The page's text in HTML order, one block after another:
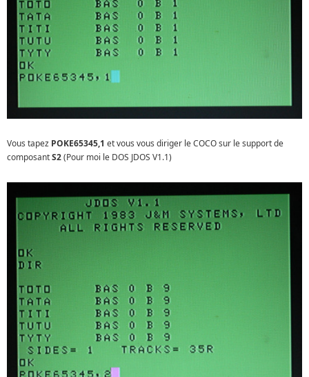
Vous tapez POKE65345,1 et vous vous diriger le COCO sur le support de
composantS2(Pour moi le DOS JDOS V1.1)